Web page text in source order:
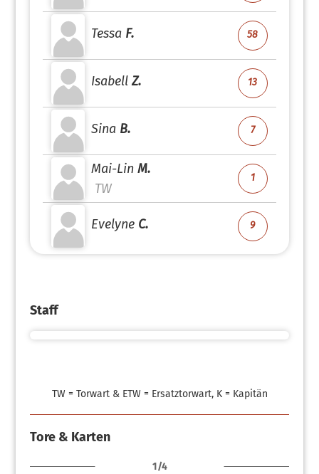
Tessa F. 58
Isabell Z. 13
Sina B. 7
Mai-Lin M.
TW
1
Evelyne C. 9
Staff
TW = Torwart & ETW = Ersatztorwart, K = Kapitän
Tore & Karten
1/4